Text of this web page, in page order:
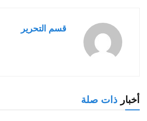
قسم التحرير
أخبار ذات صلة